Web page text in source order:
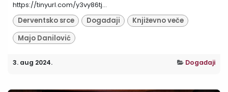
https://tinyurl.com/y3vy86tj...
Derventsko srce
Događaji
Književno veče
Majo Danilović
3. aug 2024. Događaji